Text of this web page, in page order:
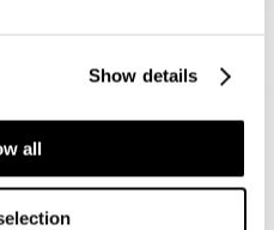
Show details
all
lungo termine, rappresentando
mercato, con un aumento di
nel mese (+3,5%), ma in forte
a benzina, +30,4%, con una
al 43,6% (+10 p.p.). In
diesel, -13,9%, che nel cumulato